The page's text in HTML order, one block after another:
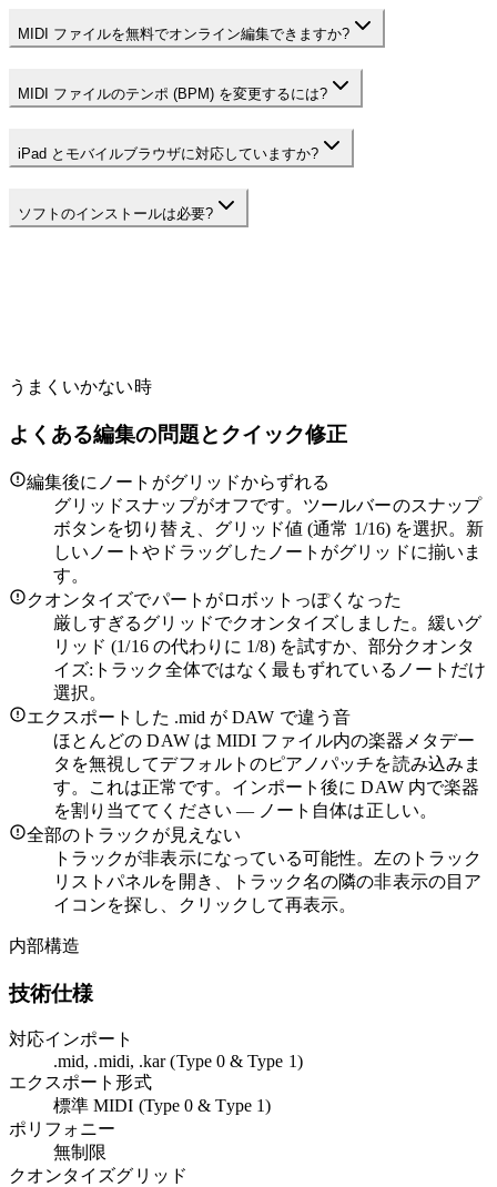
MIDI ファイルを無料でオンライン編集できますか?
MIDI ファイルのテンポ (BPM) を変更するには?
iPad とモバイルブラウザに対応していますか?
ソフトのインストールは必要?
うまくいかない時
よくある編集の問題とクイック修正
編集後にノートがグリッドからずれる
グリッドスナップがオフです。ツールバーのスナップ
ボタンを切り替え、グリッド値 (通常 1/16) を選択。新
しいノートやドラッグしたノートがグリッドに揃いま
す。
クオンタイズでパートがロボットっぽくなった
厳しすぎるグリッドでクオンタイズしました。緩いグ
リッド (1/16 の代わりに 1/8) を試すか、部分クオンタ
イズ:トラック全体ではなく最もずれているノートだけ
選択。
エクスポートした .mid が DAW で違う音
ほとんどの DAW は MIDI ファイル内の楽器メタデー
タを無視してデフォルトのピアノパッチを読み込みま
す。これは正常です。インポート後に DAW 内で楽器
を割り当ててください — ノート自体は正しい。
全部のトラックが見えない
トラックが非表示になっている可能性。左のトラック
リストパネルを開き、トラック名の隣の非表示の目ア
イコンを探し、クリックして再表示。
内部構造
技術仕様
対応インポート
.mid, .midi, .kar (Type 0 & Type 1)
エクスポート形式
標準 MIDI (Type 0 & Type 1)
ポリフォニー
無制限
クオンタイズグリッド